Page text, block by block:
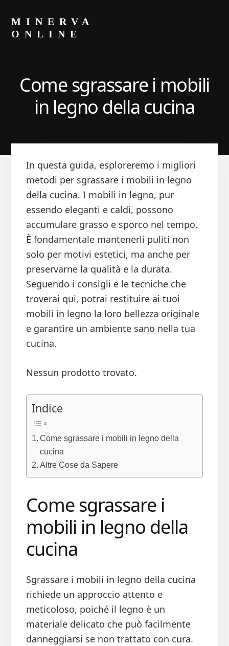
primary
sidebar
content
MINERVA
ONLINE
Minerva
Come sgrassare i mobili
in legno della cucina​
In questa guida, esploreremo i migliori
metodi per sgrassare i mobili in legno
della cucina. I mobili in legno, pur
essendo eleganti e caldi, possono
accumulare grasso e sporco nel tempo.
È fondamentale mantenerli puliti non
solo per motivi estetici, ma anche per
preservarne la qualità e la durata.
Seguendo i consigli e le tecniche che
troverai qui, potrai restituire ai tuoi
mobili in legno la loro bellezza originale
e garantire un ambiente sano nella tua
cucina.
Nessun prodotto trovato.
Indice
Come sgrassare i mobili in legno della
cucina​
Altre Cose da Sapere
Come sgrassare i
mobili in legno della
cucina​
Sgrassare i mobili in legno della cucina
richiede un approccio attento e
meticoloso, poiché il legno è un
materiale delicato che può facilmente
danneggiarsi se non trattato con cura.